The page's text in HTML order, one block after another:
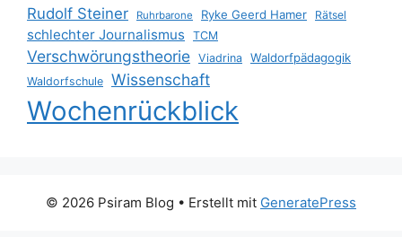
Rudolf Steiner Ruhrbarone Ryke Geerd Hamer Rätsel
schlechter Journalismus TCM
Verschwörungstheorie Viadrina Waldorfpädagogik
Waldorfschule Wissenschaft
Wochenrückblick
© 2026 Psiram Blog • Erstellt mit GeneratePress